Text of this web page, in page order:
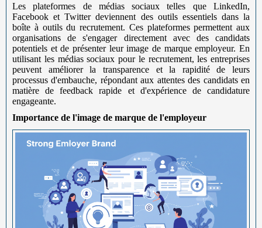
Les plateformes de médias sociaux telles que LinkedIn,
Facebook et Twitter deviennent des outils essentiels dans la
boîte à outils du recrutement. Ces plateformes permettent aux
organisations de s'engager directement avec des candidats
potentiels et de présenter leur image de marque employeur. En
utilisant les médias sociaux pour le recrutement, les entreprises
peuvent améliorer la transparence et la rapidité de leurs
processus d'embauche, répondant aux attentes des candidats en
matière de feedback rapide et d'expérience de candidature
engageante.
Importance de l'image de marque de l'employeur